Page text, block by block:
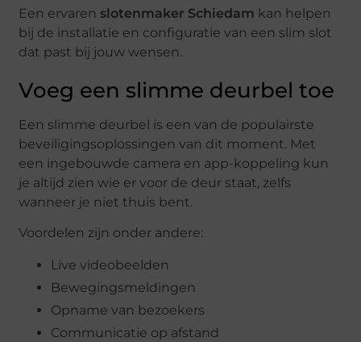
Een ervaren slotenmaker Schiedam kan helpen
bij de installatie en configuratie van een slim slot
dat past bij jouw wensen.
Voeg een slimme deurbel toe
Een slimme deurbel is een van de populairste
beveiligingsoplossingen van dit moment. Met
een ingebouwde camera en app-koppeling kun
je altijd zien wie er voor de deur staat, zelfs
wanneer je niet thuis bent.
Voordelen zijn onder andere:
Live videobeelden
Bewegingsmeldingen
Opname van bezoekers
Communicatie op afstand